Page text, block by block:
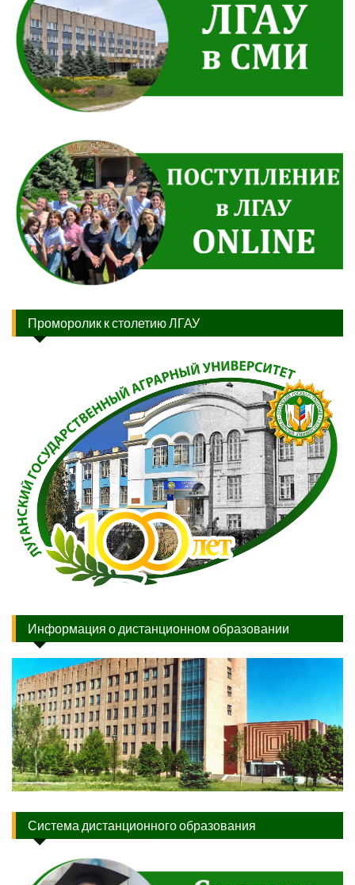
Проморолик к столетию ЛГАУ
Информация о дистанционном образовании
Система дистанционного образования